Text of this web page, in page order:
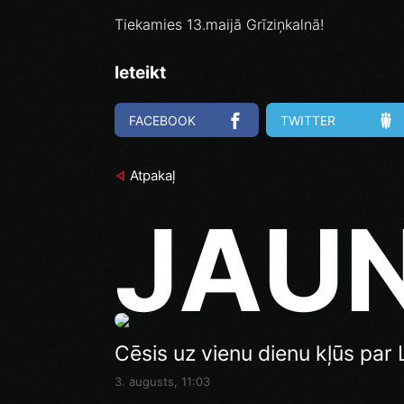
Tiekamies 13.maijā Grīziņkalnā!
Ieteikt
FACEBOOK TWITTER
Atpakaļ
Ghetto Games superfināli
Vakar, 14:46
Cēsis uz vienu dienu kļūs
3. augusts, 11:03
Pēdējā iespēja pirms
Rīga” izspēlēs dubultos